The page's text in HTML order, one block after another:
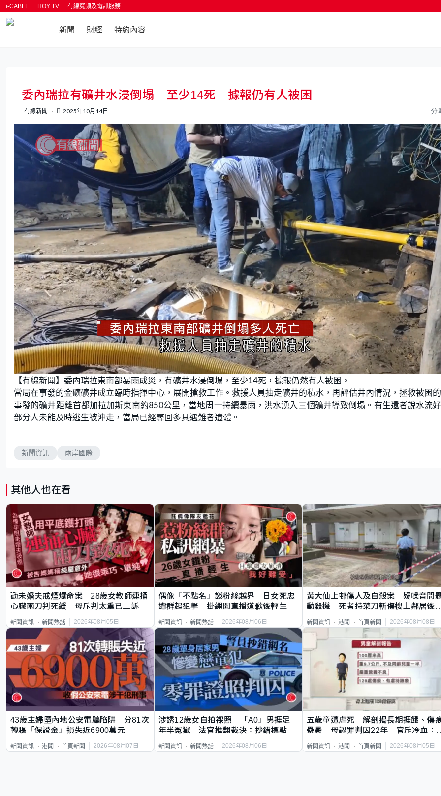
i-CABLE HOY TV 有線寬頻及電訊服務
新聞 財經 特約內容
委內瑞拉有礦井水浸倒塌 至少14死 據報仍有人被困
有線新聞 2025年10月14日 分
U
n
m
u
t
e
o
a
d
d
6
4
2
9
【有線新聞】委內瑞拉東南部暴雨成災，有礦井水浸倒塌，至少14死，據報仍然有人被困。
當局在事發的金礦礦井成立臨時指揮中心，展開搶救工作。救援人員抽走礦井的積水，再評估井內情況，拯救被困
事發的礦井距離首都加拉加斯東南約850公里，當地周一持續暴雨，洪水湧入三個礦井導致倒塌。有生還者說水流
部分人未能及時逃生被沖走，當局已經尋回多具遇難者遺體。
新聞資訊 兩岸國際
其他人也在看
勸未婚夫戒煙爆命案 28歲女教師連捅
心臟兩刀判死緩 母斥判太重已上訴
新聞資訊 新聞熱話 2026年08月05日
偶像「不點名」談粉絲越界 日女死忠
遭群起狙擊 掛繩開直播道歉後輕生
新聞資訊 新聞熱話 2026年08月06日
黃大仙上邨傷人及自殺案 疑噪音問
動殺機 死者持菜刀斬傷樓上鄰居後
新聞資訊 港聞 首頁新聞 2026年08月08日
43歲主婦墮內地公安電騙陷阱 分81次
轉賬「保證金」損失近6900萬元
新聞資訊 港聞 首頁新聞 2026年08月07日
涉誘12歲女自拍祼照 「A0」男捱足
年半冤獄 法官推翻裁決：抄錯標點
新聞資訊 新聞熱話 2026年08月06日
五歲童遭虐死｜解剖揭長期捱餓、傷
纍纍 母認罪判囚22年 官斥冷血：
新聞資訊 港聞 首頁新聞 2026年08月05日